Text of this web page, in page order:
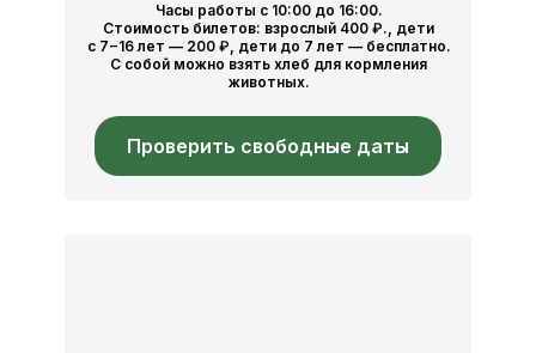
Проверить свободные даты
Часы работы с 10:00 до 16:00.
Стоимость билетов: взрослый 400 ₽., дети
с 7−16 лет — 200 ₽, дети до 7 лет — бесплатно.
С собой можно взять хлеб для кормления
животных.